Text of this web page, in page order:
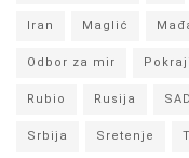
Iran Maglić
Odbor za mir
Rubio Rusija SAD
Srbija Sretenje